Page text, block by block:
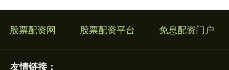
股票配资网 股票配资平台 免息配资门户
友情链接：